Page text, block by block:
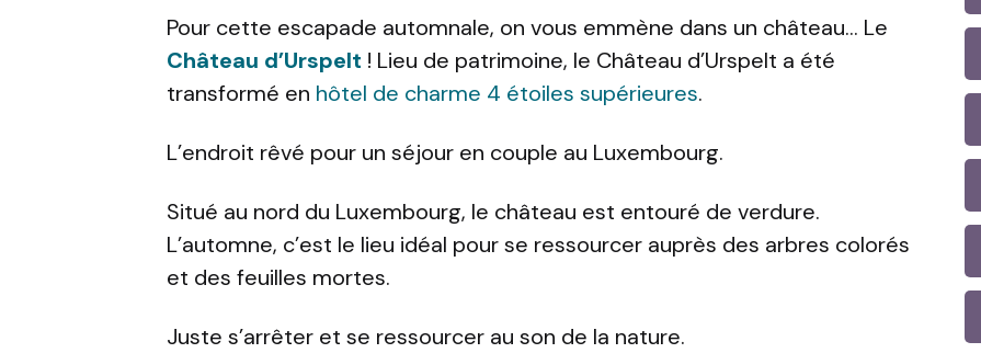
Pour cette escapade automnale, on vous emmène dans un château… Le
Château d’Urspelt ! Lieu de patrimoine, le Château d’Urspelt a été
transformé en hôtel de charme 4 étoiles supérieures.
L’endroit rêvé pour un séjour en couple au Luxembourg.
Situé au nord du Luxembourg, le château est entouré de verdure.
L’automne, c’est le lieu idéal pour se ressourcer auprès des arbres colorés
et des feuilles mortes.
Juste s’arrêter et se ressourcer au son de la nature.